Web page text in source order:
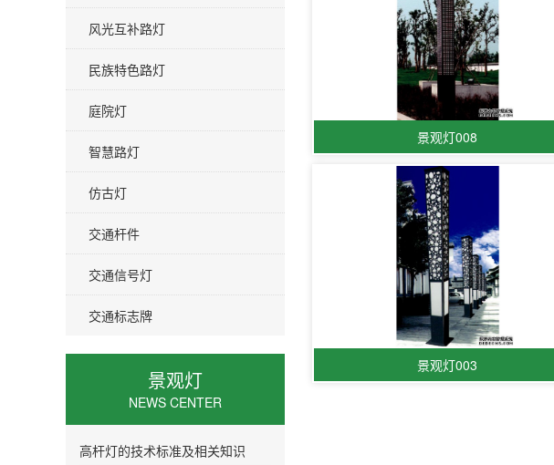
风光互补路灯
民族特色路灯
庭院灯
智慧路灯
仿古灯
交通杆件
交通信号灯
交通标志牌
景观灯
NEWS CENTER
高杆灯的技术标准及相关知识
景观灯008
景观灯003